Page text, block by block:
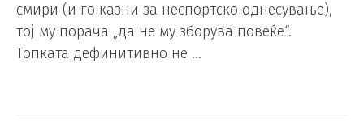
смири (и го казни за неспортско однесување),
тој му порача „да не му зборува повеќе“.
Топката дефинитивно не …